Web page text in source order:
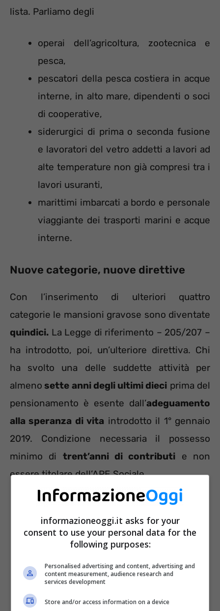
lista. Parliamo degli
operai dell’agricoltura, zootecnica e
pesca,
pescatori della pesca costiera in acque
interne, in alto mare, dipendenti o soci
di cooperative,
siderurgici di prima o seconda fusione
e lavoratori del vetro addetti a lavori ad
alte temperature non già compresi tra i
lavori usuranti,
marittimi imbarcati a bordo e personale
viaggiante dei trasporti marini e acque
interne.
Nuove categorie, nuove direttive
Con l’inserimento di ulteriori quattro
categorie le mansioni gravose sono diventate
quindici. La Legge di riferimento – 205/207 –
ha introdotto, poi, un’ulteriore direttiva. Chi
ha svolto una delle suddette attività per
almeno sette anni degli ultimi dieci prima del
pensionamento è esente dall’adeguamento
alla speranza di vita introdotto il 1° gennaio
2019. Condizione necessaria il possesso
minimo di trent’anni di contributi e non
essere titolare dell’APE Sociale.
informazioneoggi.it asks for your
consent to use your personal data for the
following purposes:
Personalised advertising and content, advertising and
content measurement, audience research and
services development
Store and/or access information on a device